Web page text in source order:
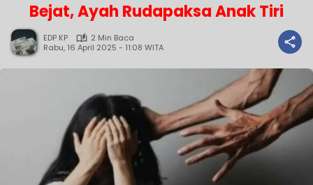
Bejat, Ayah Rudapaksa Anak Tiri
EDP KP
2 Min Baca
Rabu, 16 April 2025 - 11:08 WITA